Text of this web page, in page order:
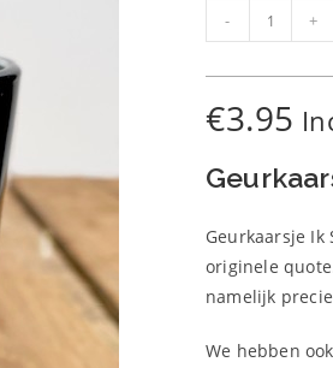
Geurkaarsje
Ik
Smelt
aantal
- +
€3.95
Geurkaarsje
originele
namelijk
We hebben